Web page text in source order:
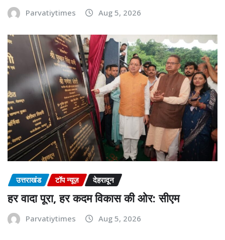
Parvatiytimes Aug 5, 2026
उत्तराखंड टॉप न्यूज़ देहरादून
हर वादा पूरा, हर कदम विकास की ओर: सीएम
Parvatiytimes Aug 5, 2026